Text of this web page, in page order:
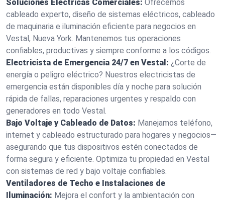
Soluciones Eléctricas Comerciales: Ofrecemos
cableado experto, diseño de sistemas eléctricos, cableado
de maquinaria e iluminación eficiente para negocios en
Vestal, Nueva York. Mantenemos tus operaciones
confiables, productivas y siempre conforme a los códigos.
Electricista de Emergencia 24/7 en Vestal: ¿Corte de
energía o peligro eléctrico? Nuestros electricistas de
emergencia están disponibles día y noche para solución
rápida de fallas, reparaciones urgentes y respaldo con
generadores en todo Vestal.
Bajo Voltaje y Cableado de Datos: Manejamos teléfono,
internet y cableado estructurado para hogares y negocios—
asegurando que tus dispositivos estén conectados de
forma segura y eficiente. Optimiza tu propiedad en Vestal
con sistemas de red y bajo voltaje confiables.
Ventiladores de Techo e Instalaciones de
Iluminación: Mejora el confort y la ambientación con